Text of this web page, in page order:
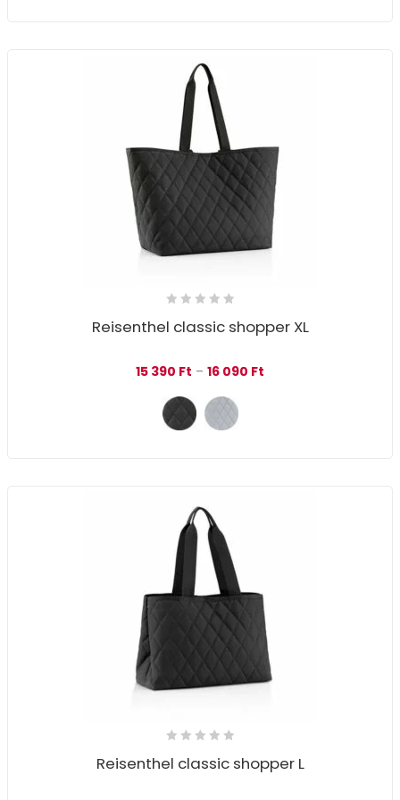
Reisenthel classic shopper XL
15 390 Ft – 16 090 Ft
Reisenthel classic shopper L